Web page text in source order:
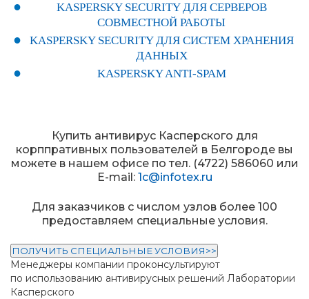
KASPERSKY SECURITY ДЛЯ СЕРВЕРОВ
СОВМЕСТНОЙ РАБОТЫ
KASPERSKY SECURITY ДЛЯ СИСТЕМ ХРАНЕНИЯ
ДАННЫХ
KASPERSKY ANTI-SPAM
Купить антивирус Касперского для
корппративных пользователей в Белгороде вы
можете в нашем офисе по тел. (4722) 586060 или
E-mail: 1c@infotex.ru
Для заказчиков с числом узлов более 100
предоставляем специальные условия.
ПОЛУЧИТЬ СПЕЦИАЛЬНЫЕ УСЛОВИЯ>>
Менеджеры компании проконсультируют
по использованию антивирусных решений Лаборатории
Касперского